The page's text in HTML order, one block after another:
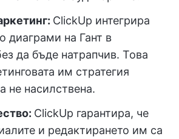
ClickUp интегрира
диаграми на Гант в
да бъде натрапчив. Това
им стратегия
не насилствена.
ClickUp гарантира, че
и редактирането им са